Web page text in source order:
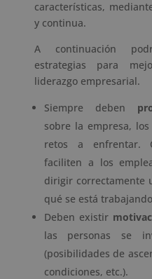
características,
y continua.
A continuación
estrategias para
liderazgo empresarial.
Siempre deben
sobre la empresa,
retos a enfrentar.
faciliten a los
dirigir correctamente
qué se está
Deben existir
las personas se
(posibilidades de
condiciones, etc.).